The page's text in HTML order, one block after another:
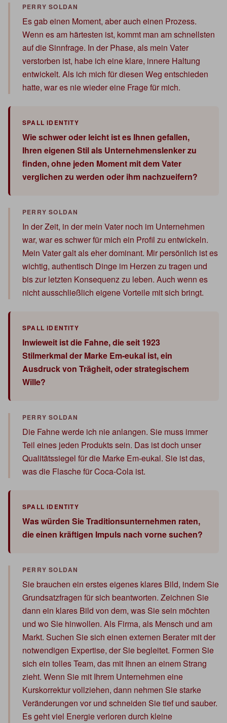
Es gab einen Moment, aber auch einen Prozess.
Wenn es am härtesten ist, kommt man am schnellsten
auf die Sinnfrage. In der Phase, als mein Vater
verstorben ist, habe ich eine klare, innere Haltung
entwickelt. Als ich mich für diesen Weg entschieden
hatte, war es nie wieder eine Frage für mich.
Wie schwer oder leicht ist es Ihnen gefallen,
Ihren eigenen Stil als Unternehmenslenker zu
finden, ohne jeden Moment mit dem Vater
verglichen zu werden oder ihm nachzueifern?
In der Zeit, in der mein Vater noch im Unternehmen
war, war es schwer für mich ein Profil zu entwickeln.
Mein Vater galt als eher dominant. Mir persönlich ist es
wichtig, authentisch Dinge im Herzen zu tragen und
bis zur letzten Konsequenz zu leben. Auch wenn es
nicht ausschließlich eigene Vorteile mit sich bringt.
Inwieweit ist die Fahne, die seit 1923
Stilmerkmal der Marke Em-eukal ist, ein
Ausdruck von Trägheit, oder strategischem
Wille?
Die Fahne werde ich nie anlangen. Sie muss immer
Teil eines jeden Produkts sein. Das ist doch unser
Qualitätssiegel für die Marke Em-eukal. Sie ist das,
was die Flasche für Coca-Cola ist.
Was würden Sie Traditionsunternehmen raten,
die einen kräftigen Impuls nach vorne suchen?
Sie brauchen ein erstes eigenes klares Bild, indem Sie
Grundsatzfragen für sich beantworten. Zeichnen Sie
dann ein klares Bild von dem, was Sie sein möchten
und wo Sie hinwollen. Als Firma, als Mensch und am
Markt. Suchen Sie sich einen externen Berater mit der
notwendigen Expertise, der Sie begleitet. Formen Sie
sich ein tolles Team, das mit Ihnen an einem Strang
zieht. Wenn Sie mit Ihrem Unternehmen eine
Kurskorrektur vollziehen, dann nehmen Sie starke
Veränderungen vor und schneiden Sie tief und sauber.
Es geht viel Energie verloren durch kleine